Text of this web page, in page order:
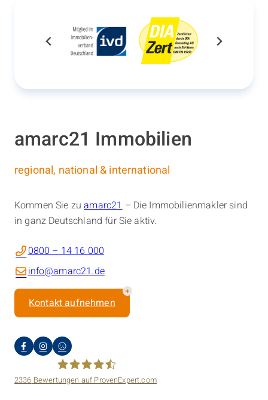
amarc21 Immobilien
regional, national & international
Kommen Sie zuamarc21– Die Immobilienmakler sind
in ganz Deutschland für Sie aktiv.
0800 – 14 16 000
info@amarc21.de
Kontakt aufnehmen
2336 Bewertungen auf ProvenExpert.com